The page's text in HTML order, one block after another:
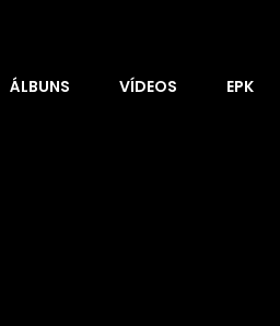
ÁLBUNS VÍDEOS EPK